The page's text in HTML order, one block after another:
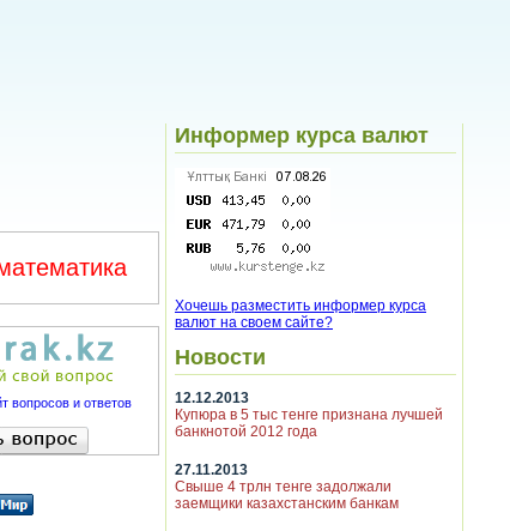
вопросов и ответов
Информер курса валют
Хочешь разместить информер курса
валют на своем сайте?
Новости
12.12.2013
Купюра в 5 тыс тенге признана лучшей
банкнотой 2012 года
27.11.2013
Свыше 4 трлн тенге задолжали
заемщики казахстанским банкам